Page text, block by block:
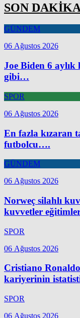
SON DAKİKA
GÜNDEM
06 Ağustos 2026
Joe Biden 6 aylık
gibi…
SPOR
06 Ağustos 2026
En fazla kızaran
futbolcu….
GÜNDEM
06 Ağustos 2026
Norweç silahlı
kuvvetler
SPOR
06 Ağustos 2026
Cristiano
kariyerinin
SPOR
06 Ağustos 2026